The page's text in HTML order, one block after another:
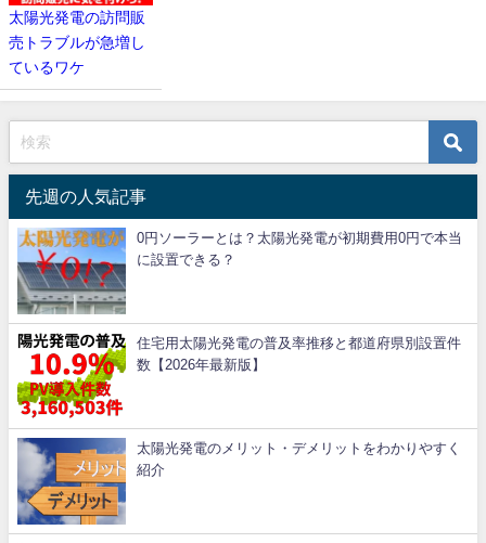
太陽光発電の訪問販
売トラブルが急増し
ているワケ
先週の人気記事
0円ソーラーとは？太陽光発電が初期費用0円で本当
に設置できる？
住宅用太陽光発電の普及率推移と都道府県別設置件
数【2026年最新版】
太陽光発電のメリット・デメリットをわかりやすく
紹介